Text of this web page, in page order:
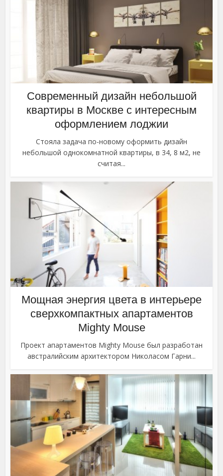
Современный дизайн небольшой
квартиры в Москве с интересным
оформлением лоджии
Стояла задача по-новому оформить дизайн
небольшой однокомнатной квартиры, в 34, 8 м2, не
считая...
Мощная энергия цвета в интерьере
сверхкомпактных апартаментов
Mighty Mouse
Проект апартаментов Mighty Mouse был разработан
австралийским архитектором Николасом Гарни...